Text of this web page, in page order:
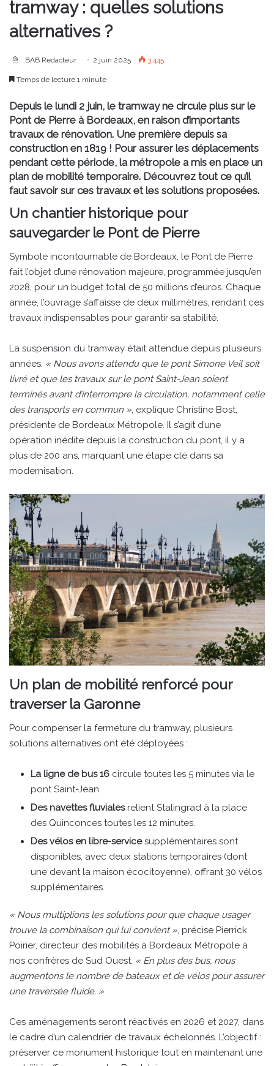
tramway : quelles solutions
alternatives ?
BAB Redacteur 2 juin 2025 3 445
Temps de lecture 1 minute
Depuis le lundi 2 juin, le tramway ne circule plus sur le
Pont de Pierre à Bordeaux, en raison d’importants
travaux de rénovation. Une première depuis sa
construction en 1819 ! Pour assurer les déplacements
pendant cette période, la métropole a mis en place un
plan de mobilité temporaire. Découvrez tout ce qu’il
faut savoir sur ces travaux et les solutions proposées.
Un chantier historique pour
sauvegarder le Pont de Pierre
Symbole incontournable de Bordeaux, le Pont de Pierre
fait l’objet d’une rénovation majeure, programmée jusqu’en
2028, pour un budget total de 50 millions d’euros. Chaque
année, l’ouvrage s’affaisse de deux millimètres, rendant ces
travaux indispensables pour garantir sa stabilité.
La suspension du tramway était attendue depuis plusieurs
années. « Nous avons attendu que le pont Simone Veil soit
livré et que les travaux sur le pont Saint-Jean soient
terminés avant d’interrompre la circulation, notamment celle
des transports en commun », explique Christine Bost,
présidente de Bordeaux Métropole. Il s’agit d’une
opération inédite depuis la construction du pont, il y a
plus de 200 ans, marquant une étape clé dans sa
modernisation.
Un plan de mobilité renforcé pour
traverser la Garonne
Pour compenser la fermeture du tramway, plusieurs
solutions alternatives ont été déployées :
La ligne de bus 16 circule toutes les 5 minutes via le
pont Saint-Jean.
Des navettes fluvialesrelient Stalingrad à la place
des Quinconces toutes les 12 minutes.
Des vélos en libre-servicesupplémentaires sont
disponibles, avec deux stations temporaires (dont
une devant la maison écocitoyenne), offrant 30 vélos
supplémentaires.
« Nous multiplions les solutions pour que chaque usager
trouve la combinaison qui lui convient », précise Pierrick
Poirier, directeur des mobilités à Bordeaux Métropole à
nos confrères de Sud Ouest. « En plus des bus, nous
augmentons le nombre de bateaux et de vélos pour assurer
une traversée fluide. »
Ces aménagements seront réactivés en 2026 et 2027, dans
le cadre d’un calendrier de travaux échelonnés. L’objectif :
préserver ce monument historique tout en maintenant une